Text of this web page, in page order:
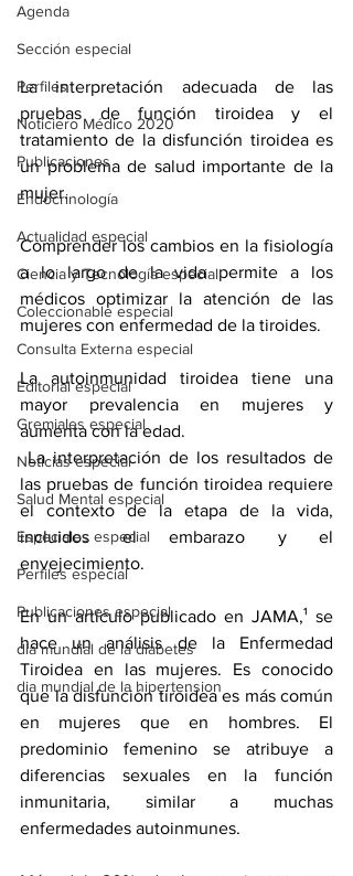
Agenda
Sección especial
Perfiles
Noticiero Médico 2020
Publicaciones
Endocrinología
Actualidad especial
Ciencia y Tecnología especial
Coleccionable especial
Consulta Externa especial
Editorial especial
Gremiales especial
Noticias especial
Salud Mental especial
Especiales especial
Perfiles especial
Publicaciones especial
dia mundial de la diabetes
dia mundial de la hipertension
La interpretación adecuada de las
pruebas de función tiroidea y el
tratamiento de la disfunción tiroidea es
un problema de salud importante de la
mujer.
Comprender los cambios en la fisiología
a lo largo de la vida permite a los
médicos optimizar la atención de las
mujeres con enfermedad de la tiroides.
La autoinmunidad tiroidea tiene una
mayor prevalencia en mujeres y
aumenta con la edad.
La interpretación de los resultados de
las pruebas de función tiroidea requiere
el contexto de la etapa de la vida,
incluidos el embarazo y el
envejecimiento.
En un artículo publicado en JAMA,¹ se
hace un análisis de la Enfermedad
Tiroidea en las mujeres. Es conocido
que la disfunción tiroidea es más común
en mujeres que en hombres. El
predominio femenino se atribuye a
diferencias sexuales en la función
inmunitaria, similar a muchas
enfermedades autoinmunes.